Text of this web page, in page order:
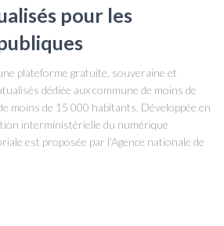
pour les
plateforme gratuite, souveraine et
dédiée aux commune de moins de
moins de 15 000 habitants. Développée en
interministérielle du numérique
est proposée par l’Agence nationale de